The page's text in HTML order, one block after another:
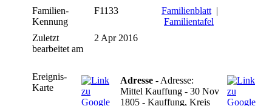
Familien-
Kennung
F1133 Familienblatt |
Familientafel
Zuletzt
bearbeitet am
2 Apr 2016
Ereignis-
Karte
Adresse - Adresse:
Mittel Kauffung - 30 Nov
1805 - Kauffung, Kreis